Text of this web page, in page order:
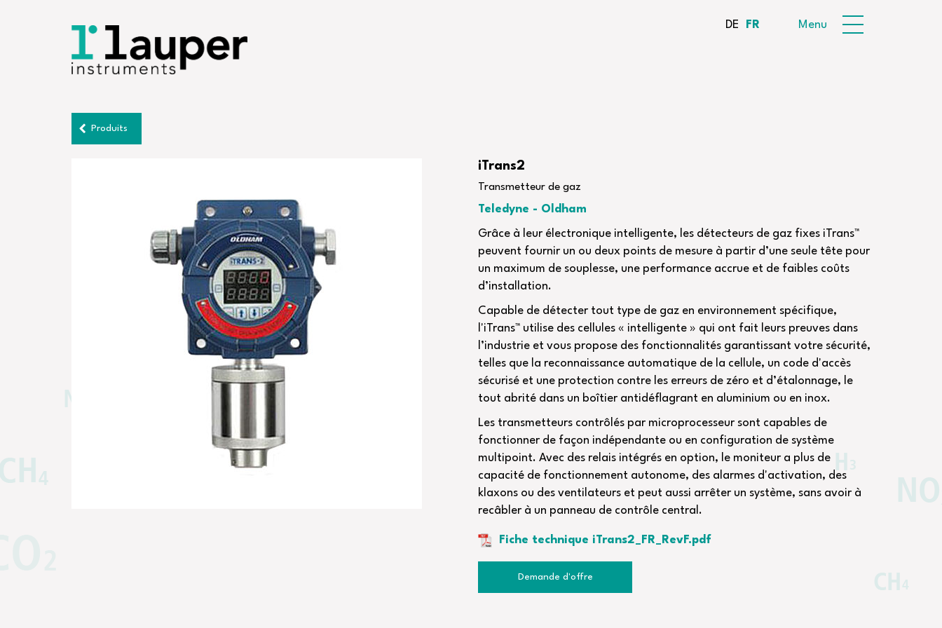
DE FR Menu
Produits
iTrans2
Transmetteur de gaz
Teledyne - Oldham
Grâce à leur électronique intelligente, les détecteurs de gaz fixes iTrans™
peuvent fournir un ou deux points de mesure à partir d’une seule tête pour
un maximum de souplesse, une performance accrue et de faibles coûts
d’installation.
Capable de détecter tout type de gaz en environnement spécifique,
l'iTrans™ utilise des cellules « intelligente » qui ont fait leurs preuves dans
l’industrie et vous propose des fonctionnalités garantissant votre sécurité,
telles que la reconnaissance automatique de la cellule, un code d'accès
sécurisé et une protection contre les erreurs de zéro et d’étalonnage, le
tout abrité dans un boîtier antidéflagrant en aluminium ou en inox.
Les transmetteurs contrôlés par microprocesseur sont capables de
fonctionner de façon indépendante ou en configuration de système
multipoint. Avec des relais intégrés en option, le moniteur a plus de
capacité de fonctionnement autonome, des alarmes d'activation, des
klaxons ou des ventilateurs et peut aussi arrêter un système, sans avoir à
recâbler à un panneau de contrôle central.
Fiche technique iTrans2_FR_RevF.pdf
Demande d'offre